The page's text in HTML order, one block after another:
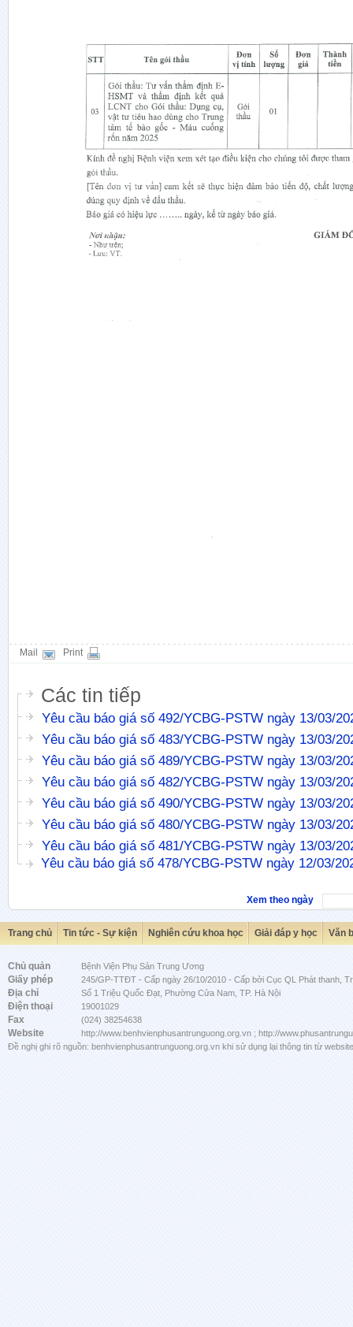
Mail Print
Các tin tiếp
Yêu cầu báo giá số 492/YCBG-PSTW ngày 13/03/
Yêu cầu báo giá số 483/YCBG-PSTW ngày 13/03/
Yêu cầu báo giá số 489/YCBG-PSTW ngày 13/03/
Yêu cầu báo giá số 482/YCBG-PSTW ngày 13/03/
Yêu cầu báo giá số 490/YCBG-PSTW ngày 13/03/
Yêu cầu báo giá số 480/YCBG-PSTW ngày 13/03/
Yêu cầu báo giá số 481/YCBG-PSTW ngày 13/03/
Yêu cầu báo giá số 478/YCBG-PSTW ngày 12/03/
Xem theo ngày
Trang chủ Tin tức - Sự kiện Nghiên cứu khoa học Giải đáp y học Văn
Chủ quản Bệnh Viện Phụ Sản Trung Ương
Giấy phép 245/GP-TTĐT - Cấp ngày 26/10/2010 - Cấp bởi Cục QL Phát thanh,
Địa chỉ Số 1 Triệu Quốc Đạt, Phường Cửa Nam, TP. Hà Nội
Điện thoại 19001029
Fax (024) 38254638
Website
http://www.benhvienphusantrunguong.org.vn ; http://
Đề nghị ghi rõ nguồn: benhvienphusantrunguong.org.vn khi sử dụng lại thông tin từ